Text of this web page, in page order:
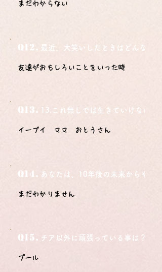
まだわからない
Q12. 最近、大笑いしたときはどんな時？
友達がおもしろいことをいった時
Q13. 13.これ無しでは生きていけないモ
イーブイ ママ おとうさん
Q14. あなたは、10年後の未来からやっ
まだわかりません
Q15. チア以外に頑張っている事は？
プール